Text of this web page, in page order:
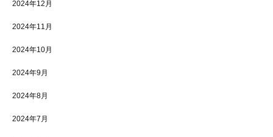
2024年12月
2024年11月
2024年10月
2024年9月
2024年8月
2024年7月